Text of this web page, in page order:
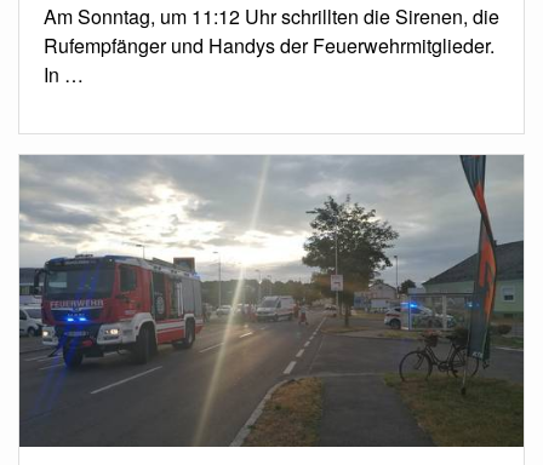
Am Sonntag, um 11:12 Uhr schrillten die Sirenen, die
Rufempfänger und Handys der Feuerwehrmitglieder.
In …